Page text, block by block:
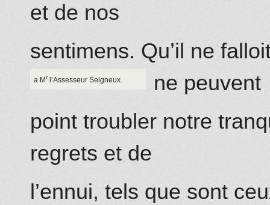
et de nos
sentimens. Qu’il ne
ne peuvent
a Mr l’Assesseur Seigneux.
point troubler notre
regrets et de
l’ennui, tels que sont